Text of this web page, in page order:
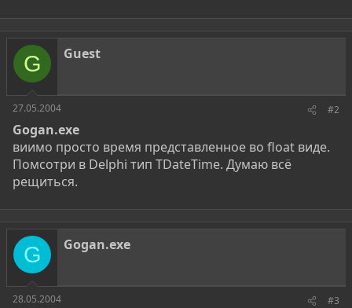
G Guest
27.05.2004 #2
Gogan.exe
виимо просто время представленное во float виде.
Помсотри в Delphi тип TDateTime. Думаю всё
рещиться.
G Gogan.exe
28.05.2004 #3